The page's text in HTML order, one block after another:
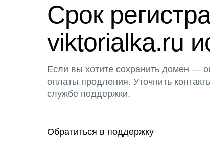
Срок
viktorialka.ru
Если вы хотите сохранить домен —
оплаты продления. Уточнить
службе поддержки.
Обратиться в поддержку